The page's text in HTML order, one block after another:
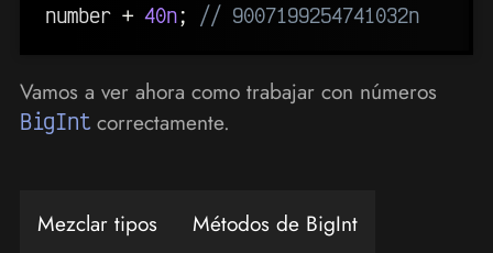
number + 40n; // 9007199254741032n
Vamos a ver ahora como trabajar con números
BigInt correctamente.
Mezclar tipos Métodos de BigInt